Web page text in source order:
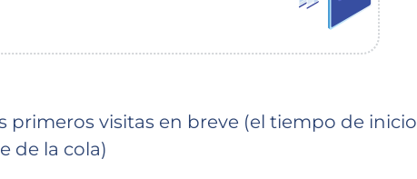
primeros visitas en breve (el tiempo de inicio
de la cola)